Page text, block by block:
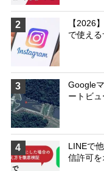
2
【2026
で使え
3
Google
ートビ
4
LINEで
信許可